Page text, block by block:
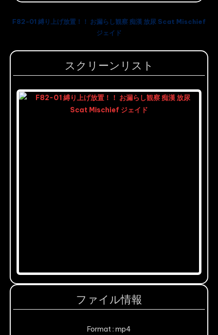
F82-01 縛り上げ放置！！ お漏らし観察 痴漢 放尿 Scat Mischief
ジェイド
スクリーンリスト
ファイル情報
Format : mp4